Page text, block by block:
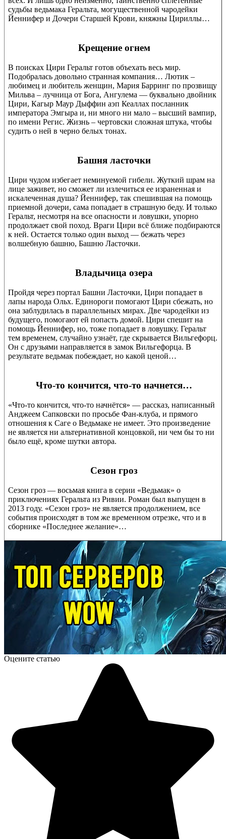
судьбы ведьмака Геральта, могущественной чародейки
Йеннифер и Дочери Старшей Крови, княжны Цириллы…
Крещение огнем
В поисках Цири Геральт готов объехать весь мир.
Подобралась довольно странная компания… Лютик –
любимец и любитель женщин, Мария Барринг по прозвищу
Мильва – лучница от Бога, Ангулема — буквально двойник
Цири, Кагыр Маур Дыффин аэп Кеаллах посланник
императора Эмгыра и, ни много ни мало – высший вампир,
по имени Регис. Жизнь – чертовски сложная штука, чтобы
судить о ней в черно белых тонах.
Башня ласточки
Цири чудом избегает неминуемой гибели. Жуткий шрам на
лице заживет, но сможет ли излечиться ее израненная и
искалеченная душа? Йеннифер, так спешившая на помощь
приемной дочери, сама попадает в страшную беду. И только
Геральт, несмотря на все опасности и ловушки, упорно
продолжает свой поход. Враги Цири всё ближе подбираются
к ней. Остается только один выход — бежать через
волшебную башню, Башню Ласточки.
Владычица озера
Пройдя через портал Башни Ласточки, Цири попадает в
лапы народа Ольх. Единороги помогают Цири сбежать, но
она заблудилась в параллельных мирах. Две чародейки из
будущего, помогают ей попасть домой. Цири спешит на
помощь Йеннифер, но, тоже попадает в ловушку. Геральт
тем временем, случайно узнаёт, где скрывается Вильгефорц.
Он с друзьями направляется в замок Вильгефорца. В
результате ведьмак побеждает, но какой ценой…
Что-то кончится, что-то начнется…
«Что-то кончится, что-то начнётся» — рассказ, написанный
Анджеем Сапковски по просьбе Фан-клуба, и прямого
отношения к Саге о Ведьмаке не имеет. Это произведение
не является ни альтернативной концовкой, ни чем бы то ни
было ещё, кроме шутки автора.
Сезон гроз
Сезон гроз — восьмая книга в серии «Ведьмак» о
приключениях Геральта из Ривии. Роман был выпущен в
2013 году. «Сезон гроз» не является продолжением, все
события происходят в том же временном отрезке, что и в
сборнике «Последнее желание»…
Оцените статью